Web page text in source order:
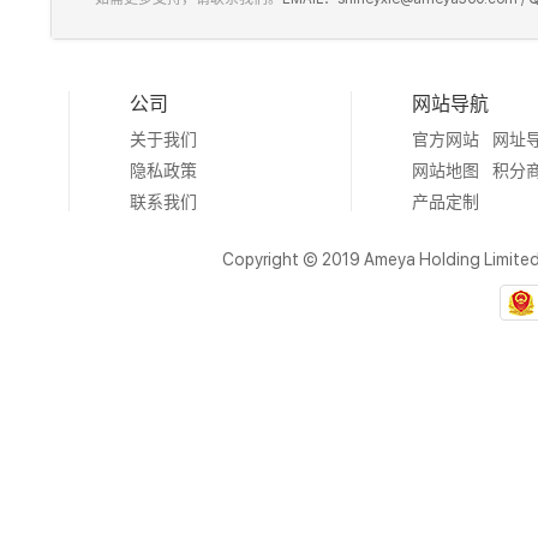
公司
关于我们
隐私政策
联系我们
网站导航
官方网站
网址
网站地图
积分
产品定制
Copyright © 2019 Ameya Holding